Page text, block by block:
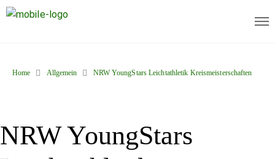
Home Allgemein NRW YoungStars Leichtathletik Kreismeisterschaften
NRW YoungStars